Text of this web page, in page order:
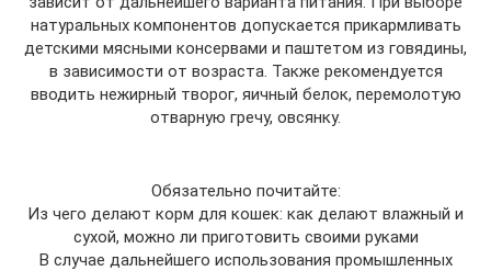
натуральных компонентов допускается прикармливать
детскими мясными консервами и паштетом из говядины,
в зависимости от возраста. Также рекомендуется
вводить нежирный творог, яичный белок, перемолотую
отварную гречу, овсянку.
Обязательно почитайте:
Из чего делают корм для кошек: как делают влажный и
сухой, можно ли приготовить своими руками
В случае дальнейшего использования промышленных